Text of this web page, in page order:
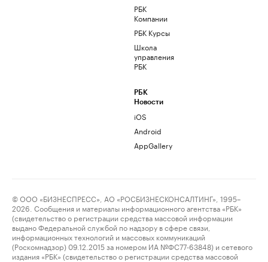
РБК
Компании
РБК Курсы
Школа
управления
РБК
РБК
Новости
iOS
Android
AppGallery
© ООО «БИЗНЕСПРЕСС», АО «РОСБИЗНЕСКОНСАЛТИНГ», 1995–
2026. Сообщения и материалы информационного агентства «РБК»
(свидетельство о регистрации средства массовой информации
выдано Федеральной службой по надзору в сфере связи,
информационных технологий и массовых коммуникаций
(Роскомнадзор) 09.12.2015 за номером ИА №ФС77-63848) и сетевого
издания «РБК» (свидетельство о регистрации средства массовой